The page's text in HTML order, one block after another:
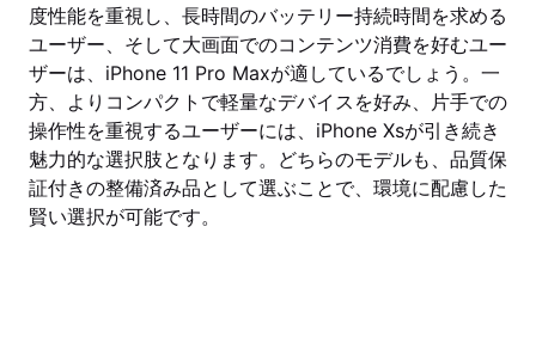
度性能を重視し、長時間のバッテリー持続時間を求める
ユーザー、そして大画面でのコンテンツ消費を好むユー
ザーは、iPhone 11 Pro Maxが適しているでしょう。一
方、よりコンパクトで軽量なデバイスを好み、片手での
操作性を重視するユーザーには、iPhone Xsが引き続き
魅力的な選択肢となります。どちらのモデルも、品質保
証付きの整備済み品として選ぶことで、環境に配慮した
賢い選択が可能です。